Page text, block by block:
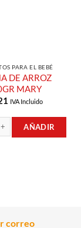
PARA EL BEBÉ
DE ARROZ
MARY
IVA Incluido
AÑADIR
correo